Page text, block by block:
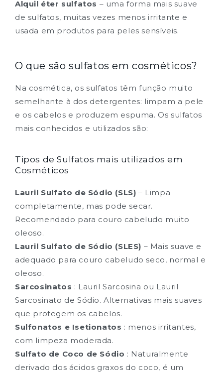
Alquil éter sulfatos – uma forma mais suave
de sulfatos, muitas vezes menos irritante e
usada em produtos para peles sensíveis.
O que são sulfatos em cosméticos?
Na cosmética, os sulfatos têm função muito
semelhante à dos detergentes: limpam a pele
e os cabelos e produzem espuma. Os sulfatos
mais conhecidos e utilizados são:
Tipos de Sulfatos mais utilizados em
Cosméticos
Lauril Sulfato de Sódio (SLS) – Limpa
completamente, mas pode secar.
Recomendado para couro cabeludo muito
oleoso.
Lauril Sulfato de Sódio (SLES) – Mais suave e
adequado para couro cabeludo seco, normal e
oleoso.
Sarcosinatos : Lauril Sarcosina ou Lauril
Sarcosinato de Sódio. Alternativas mais suaves
que protegem os cabelos.
Sulfonatos e Isetionatos : menos irritantes,
com limpeza moderada.
Sulfato de Coco de Sódio : Naturalmente
derivado dos ácidos graxos do coco, é um